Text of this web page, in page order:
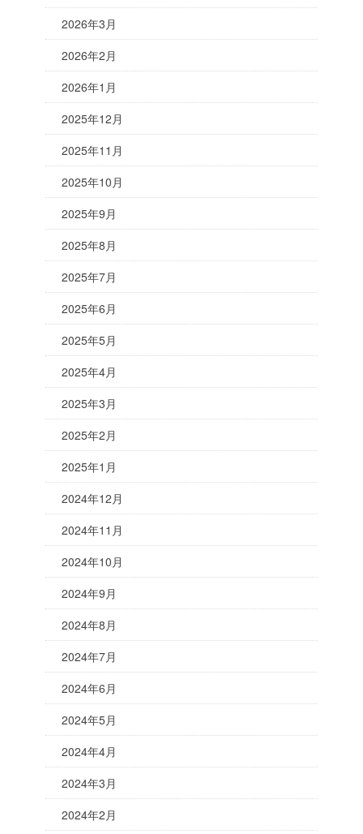
2026年3月
2026年2月
2026年1月
2025年12月
2025年11月
2025年10月
2025年9月
2025年8月
2025年7月
2025年6月
2025年5月
2025年4月
2025年3月
2025年2月
2025年1月
2024年12月
2024年11月
2024年10月
2024年9月
2024年8月
2024年7月
2024年6月
2024年5月
2024年4月
2024年3月
2024年2月